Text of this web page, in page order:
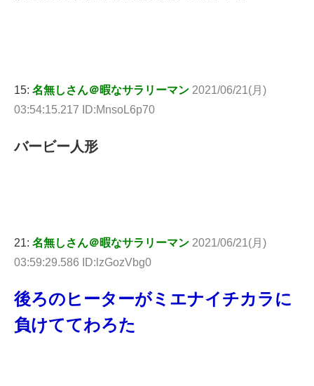
15: 名無しさん＠暇なサラリーマン 2021/06/21(月)
03:54:15.217 ID:MnsoL6p70
バービー人形
21: 名無しさん＠暇なサラリーマン 2021/06/21(月)
03:59:29.586 ID:lzGozVbg0
後ろのヒーターがミエナイチカラに
負けててわろた